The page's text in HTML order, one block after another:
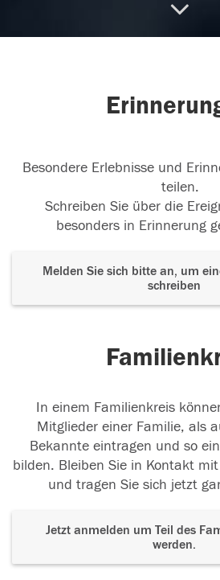
Besondere Erlebnisse und
teilen.
Schreiben Sie über die
besonders in Erinnerung
Melden Sie sich bitte an, um
schreiben
In einem Familienkreis
Mitglieder einer Familie, als
Bekannte eintragen und so
bilden. Bleiben Sie in Kontakt
und tragen Sie sich jetzt
Jetzt anmelden um Teil des
werden.